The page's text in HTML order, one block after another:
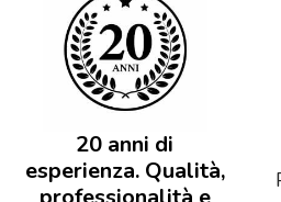
20 anni di
esperienza. Qualità,